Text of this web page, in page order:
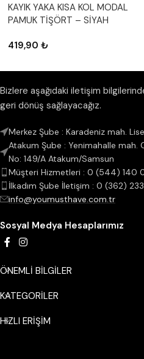
KAYIK YAKA KISA KOL MODAL
PAMUK TİŞÖRT – SİYAH
419,90 ₺
Bizlere aşağıdaki iletişim
geri dönüş sağlayacağız.
Merkez Şube : Karadeniz mah.
Atakum Şube : Yenimahalle mah.
No: 149/A Atakum/Samsun
Müşteri Hizmetleri : 0 (544) 140
İlkadım Şube İletişim : 0 (362)
info@youmusthave.com.tr
Sosyal Medya Hesaplarımız
ÖNEMLİ BİLGİLER
KATEGORILER
HIZLI ERİŞİM